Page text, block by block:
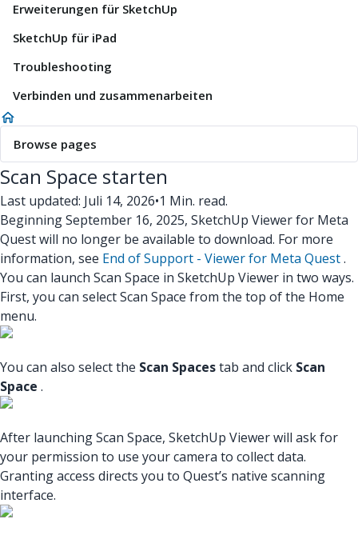
Erweiterungen für SketchUp
SketchUp für iPad
Troubleshooting
Verbinden und zusammenarbeiten
Browse pages
Scan Space starten
Last updated: Juli 14, 2026•1 Min. read.
Beginning September 16, 2025, SketchUp Viewer for Meta
Quest will no longer be available to download. For more
information, see End of Support - Viewer for Meta Quest.
You can launch Scan Space in SketchUp Viewer in two ways.
First, you can select Scan Space from the top of the Home
menu.
You can also select the Scan Spacestab and click Scan
Space .
After launching Scan Space, SketchUp Viewer will ask for
your permission to use your camera to collect data.
Granting access directs you to Quest’s native scanning
interface.